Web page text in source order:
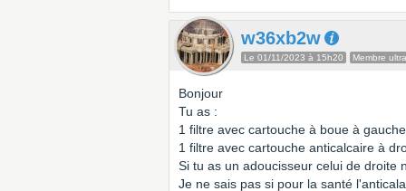
w36xb2w
Le 01/11/2023 à 15h20 Membre
Bonjour
Tu as :
1 filtre avec cartouche à boue à gauche
1 filtre avec cartouche anticalcaire à
Si tu as un adoucisseur celui de droite
Je ne sais pas si pour la santé